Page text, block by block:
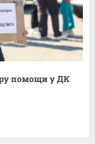
помощи у ДК